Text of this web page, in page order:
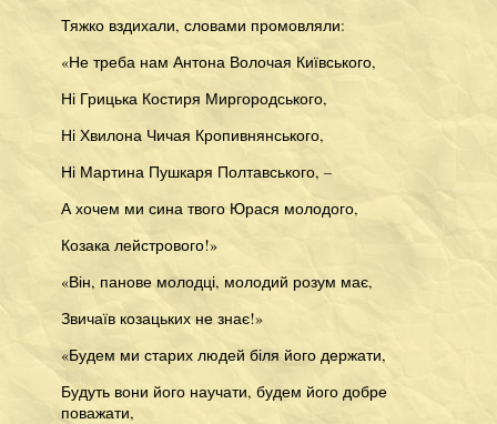
Тяжко вздихали, словами промовляли:
«Не треба нам Антона Волочая Київського,
Ні Грицька Костиря Миргородського,
Ні Хвилона Чичая Кропивнянського,
Ні Мартина Пушкаря Полтавського, –
А хочем ми сина твого Юрася молодого,
Козака лейстрового!»
«Він, панове молодці, молодий розум має,
Звичаїв козацьких не знає!»
«Будем ми старих людей біля його держати,
Будуть вони його научати, будем його добре
поважати,